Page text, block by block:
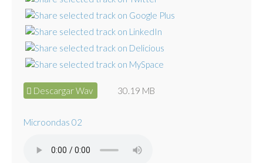
Descargar Wav 30.19 MB
Microondas 02